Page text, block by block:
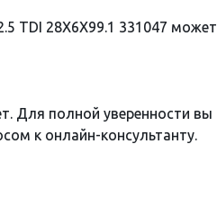
TDI 28X6X99.1 331047 может
Для полной уверенности вы
к онлайн-консультанту.